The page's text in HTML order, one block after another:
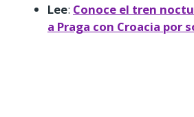
Lee: Conoce el tren
a Praga con Croacia por